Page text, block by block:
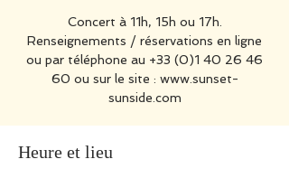
Concert à 11h, 15h ou 17h.
Renseignements / réservations en ligne
ou par téléphone au +33 (0)1 40 26 46
60 ou sur le site : www.sunset-
sunside.com
Heure et lieu